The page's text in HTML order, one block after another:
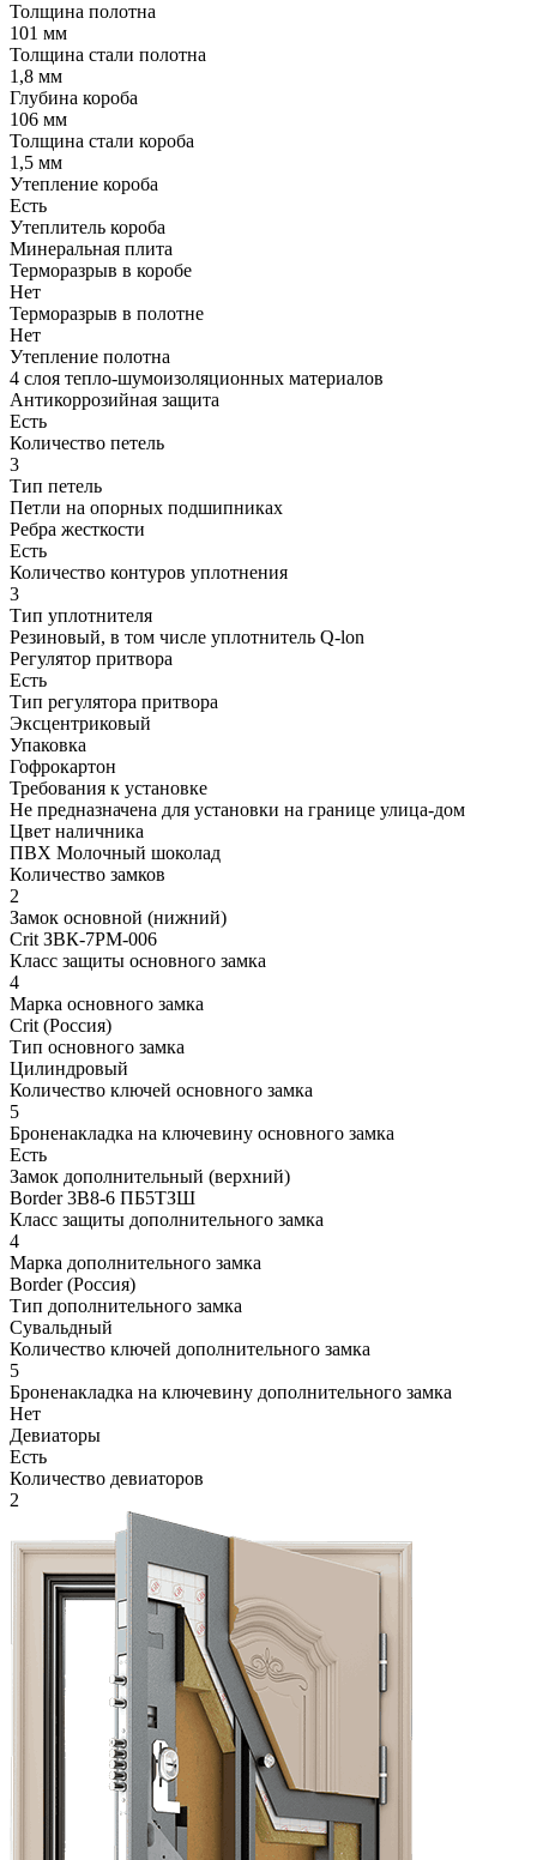
Толщина полотна
101 мм
Толщина стали полотна
1,8 мм
Глубина короба
106 мм
Толщина стали короба
1,5 мм
Утепление короба
Есть
Утеплитель короба
Минеральная плита
Терморазрыв в коробе
Нет
Терморазрыв в полотне
Нет
Утепление полотна
4 слоя тепло-шумоизоляционных материалов
Антикоррозийная защита
Есть
Количество петель
3
Тип петель
Петли на опорных подшипниках
Ребра жесткости
Есть
Количество контуров уплотнения
3
Тип уплотнителя
Резиновый, в том числе уплотнитель Q-lon
Регулятор притвора
Есть
Тип регулятора притвора
Эксцентриковый
Упаковка
Гофрокартон
Требования к установке
Не предназначена для установки на границе улица-дом
Цвет наличника
ПВХ Молочный шоколад
Количество замков
2
Замок основной (нижний)
Crit ЗВК-7РМ-006
Класс защиты основного замка
4
Марка основного замка
Crit (Россия)
Тип основного замка
Цилиндровый
Количество ключей основного замка
5
Броненакладка на ключевину основного замка
Есть
Замок дополнительный (верхний)
Border 3B8-6 ПБ5ТЗШ
Класс защиты дополнительного замка
4
Марка дополнительного замка
Border (Россия)
Тип дополнительного замка
Сувальдный
Количество ключей дополнительного замка
5
Броненакладка на ключевину дополнительного замка
Нет
Девиаторы
Есть
Количество девиаторов
2